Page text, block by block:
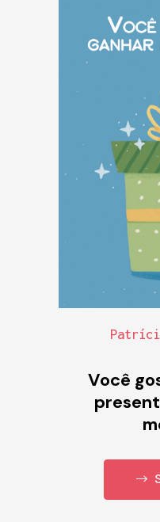
Você